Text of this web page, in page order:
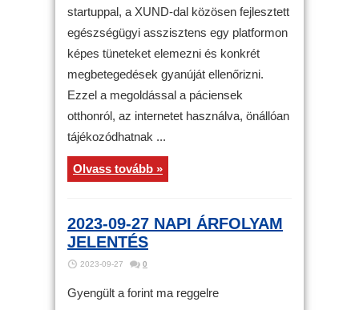
startuppal, a XUND-dal közösen fejlesztett
egészségügyi asszisztens egy platformon
képes tüneteket elemezni és konkrét
megbetegedések gyanúját ellenőrizni.
Ezzel a megoldással a páciensek
otthonról, az internetet használva, önállóan
tájékozódhatnak ...
Olvass tovább »
2023-09-27 NAPI ÁRFOLYAM
JELENTÉS
2023-09-27 0
Gyengült a forint ma reggelre